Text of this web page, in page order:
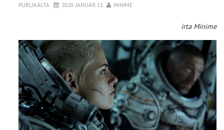
PUBLIKÁLTA 2020. JANUÁR 11. MINIME
írta Minime